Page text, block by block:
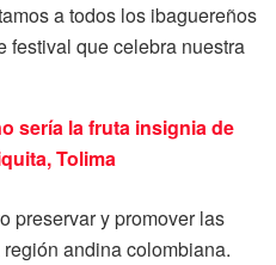
a todos los ibaguereños
festival que celebra nuestra
sería la fruta insignia de
Tolima
preservar y promover las
andina colombiana.